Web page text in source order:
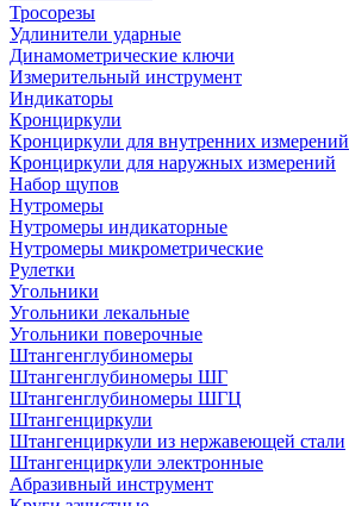
Тросорезы
Удлинители ударные
Динамометрические ключи
Измерительный инструмент
Индикаторы
Кронциркули
Кронциркули для внутренних измерений
Кронциркули для наружных измерений
Набор щупов
Нутромеры
Нутромеры индикаторные
Нутромеры микрометрические
Рулетки
Угольники
Угольники лекальные
Угольники поверочные
Штангенглубиномеры
Штангенглубиномеры ШГ
Штангенглубиномеры ШГЦ
Штангенциркули
Штангенциркули из нержавеющей стали
Штангенциркули электронные
Абразивный инструмент